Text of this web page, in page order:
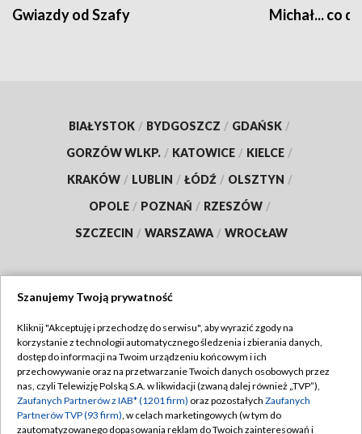
Gwiazdy od Szafy Michał... co
BIAŁYSTOK / BYDGOSZCZ / GDAŃSK /
GORZÓW WLKP. / KATOWICE / KIELCE /
KRAKÓW / LUBLIN / ŁÓDŹ / OLSZTYN /
OPOLE / POZNAŃ / RZESZÓW /
SZCZECIN / WARSZAWA / WROCŁAW
TVP
Abonament TVP
Emisja w TVP
Centrum informacji TVP
Regulamin TVP
Polityka prywatności
Moje zgody
Szanujemy Twoją prywatność
Kliknij "Akceptuję i przechodzę do serwisu", aby wyrazić zgody na
korzystanie z technologii automatycznego śledzenia i zbierania danych,
dostęp do informacji na Twoim urządzeniu końcowym i ich
przechowywanie oraz na przetwarzanie Twoich danych osobowych przez
nas, czyli Telewizję Polską S.A. w likwidacji (zwaną dalej również „TVP”),
Zaufanych Partnerów z IAB* (1201 firm) oraz pozostałych Zaufanych
Partnerów TVP (93 firm), w celach marketingowych (w tym do
zautomatyzowanego dopasowania reklam do Twoich zainteresowań i